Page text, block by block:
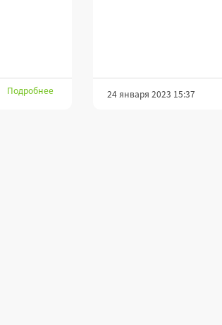
Подробнее 24 января 2023 15:37